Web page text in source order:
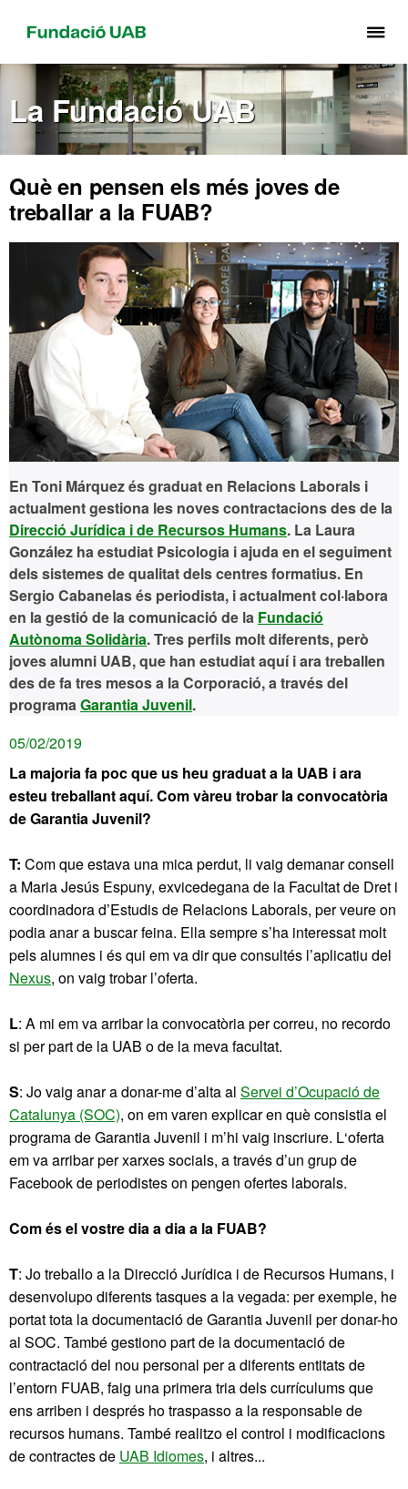
el
de
La Fundació UAB
Què en pensen els més joves de
treballar a la FUAB?
En Toni Márquez és graduat en Relacions Laborals i
actualment gestiona les noves contractacions des de la
Direcció Jurídica i de Recursos Humans. La Laura
González ha estudiat Psicologia i ajuda en el seguiment
dels sistemes de qualitat dels centres formatius. En
Sergio Cabanelas és periodista, i actualment col·labora
en la gestió de la comunicació de la Fundació
Autònoma Solidària. Tres perfils molt diferents, però
joves alumni UAB, que han estudiat aquí i ara treballen
des de fa tres mesosa la Corporació, a través del
programaGarantia Juvenil.
05/02/2019
La majoria fa poc que us heu graduat a la UAB i ara
esteu treballant aquí. Com vàreu trobar la convocatòria
de Garantia Juvenil?
T: Com que estava una mica perdut, li vaig demanar consell
a Maria Jesús Espuny, exvicedegana de la Facultat de Dret i
coordinadora d’Estudis de Relacions Laborals, per veure on
podia anar a buscar feina. Ella sempre s’ha interessat molt
pels alumnes i és qui em va dir que consultés l’aplicatiu del
Nexus, on vaig trobar l’oferta.
L: A mi em va arribar la convocatòria per correu, no recordo
si per part de la UAB o de la meva facultat.
S: Jo vaig anar a donar-me d’alta al Servei d’Ocupació de
Catalunya (SOC), on em varen explicar en què consistia el
programa de Garantia Juvenil i m’hi vaig inscriure. L‘oferta
em va arribar per xarxes socials, a través d’un grup de
Facebook de periodistes on pengen ofertes laborals.
Com és el vostre dia a dia a la FUAB?
T: Jo treballo a la Direcció Jurídica i de Recursos Humans, i
desenvolupo diferents tasques a la vegada: per exemple, he
portat tota la documentació de Garantia Juvenil per donar-ho
al SOC. També gestiono part de la documentació de
contractació del nou personal per a diferents entitats de
l’entorn FUAB, faig una primera tria dels currículums que
ens arriben i després ho traspasso a la responsable de
recursos humans. També realitzo el control i modificacions
de contractes de UAB Idiomes, i altres...